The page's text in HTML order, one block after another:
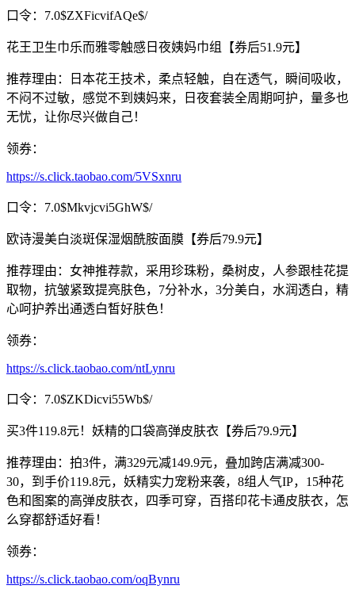
口令：7.0$ZXFicvifAQe$/
花王卫生巾乐而雅零触感日夜姨妈巾组【券后51.9元】
推荐理由：日本花王技术，柔点轻触，自在透气，瞬间吸收，
不闷不过敏，感觉不到姨妈来，日夜套装全周期呵护，量多也
无忧，让你尽兴做自己！
领券：
https://s.click.taobao.com/5VSxnru
口令：7.0$Mkvjcvi5GhW$/
欧诗漫美白淡斑保湿烟酰胺面膜【券后79.9元】
推荐理由：女神推荐款，采用珍珠粉，桑树皮，人参跟桂花提
取物，抗皱紧致提亮肤色，7分补水，3分美白，水润透白，精
心呵护养出通透白皙好肤色！
领券：
https://s.click.taobao.com/ntLynru
口令：7.0$ZKDicvi55Wb$/
买3件119.8元！妖精的口袋高弹皮肤衣【券后79.9元】
推荐理由：拍3件，满329元减149.9元，叠加跨店满减300-
30，到手价119.8元，妖精实力宠粉来袭，8组人气IP，15种花
色和图案的高弹皮肤衣，四季可穿，百搭印花卡通皮肤衣，怎
么穿都舒适好看！
领券：
https://s.click.taobao.com/oqBynru